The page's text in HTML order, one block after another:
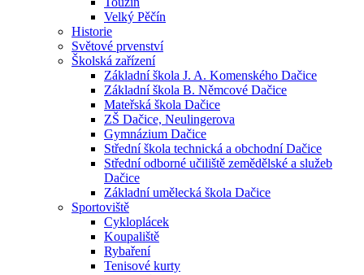
Velký Pěčín
Historie
Světové prvenství
Školská zařízení
Základní škola J. A. Komenského Dačice
Základní škola B. Němcové Dačice
Mateřská škola Dačice
ZŠ Dačice, Neulingerova
Gymnázium Dačice
Střední škola technická a obchodní Dačice
Střední odborné učiliště zemědělské a služeb
Dačice
Základní umělecká škola Dačice
Sportoviště
Cykloplácek
Koupaliště
Rybaření
Tenisové kurty